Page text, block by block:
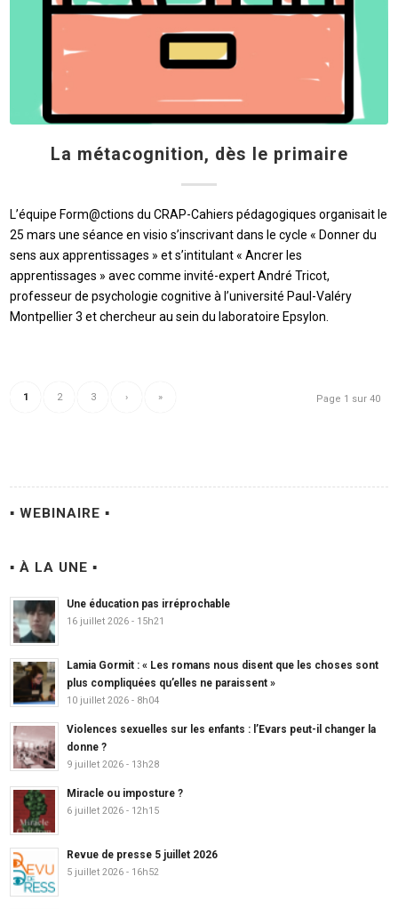
La métacognition, dès le primaire
L’équipe Form@ctions du CRAP-Cahiers pédagogiques organisait le
25 mars une séance en visio s’inscrivant dans le cycle « Donner du
sens aux apprentissages » et s’intitulant « Ancrer les
apprentissages » avec comme invité-expert André Tricot,
professeur de psychologie cognitive à l’université Paul-Valéry
Montpellier 3 et chercheur au sein du laboratoire Epsylon.
Page 1 sur 40
1 2 3 › »
▪ WEBINAIRE ▪
▪ À LA UNE ▪
Une éducation pas irréprochable
16 juillet 2026 - 15h21
Lamia Gormit : « Les romans nous disent que les choses sont
plus compliquées qu’elles ne paraissent »
10 juillet 2026 - 8h04
Violences sexuelles sur les enfants : l’Evars peut-il changer la
donne ?
9 juillet 2026 - 13h28
Miracle ou imposture ?
6 juillet 2026 - 12h15
Revue de presse 5 juillet 2026
5 juillet 2026 - 16h52